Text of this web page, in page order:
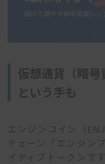
仮想通貨（暗
という手も
エンジンコイン（
チェーン「エンジン
イティブトークンです